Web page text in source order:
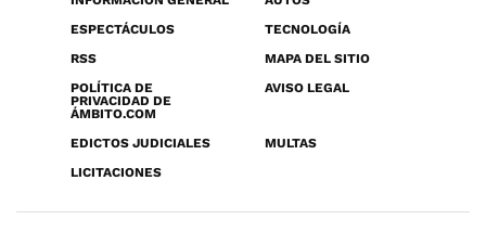
ESPECTÁCULOS
TECNOLOGÍA
RSS
MAPA DEL SITIO
POLÍTICA DE
PRIVACIDAD DE
ÁMBITO.COM
AVISO LEGAL
EDICTOS JUDICIALES
MULTAS
LICITACIONES